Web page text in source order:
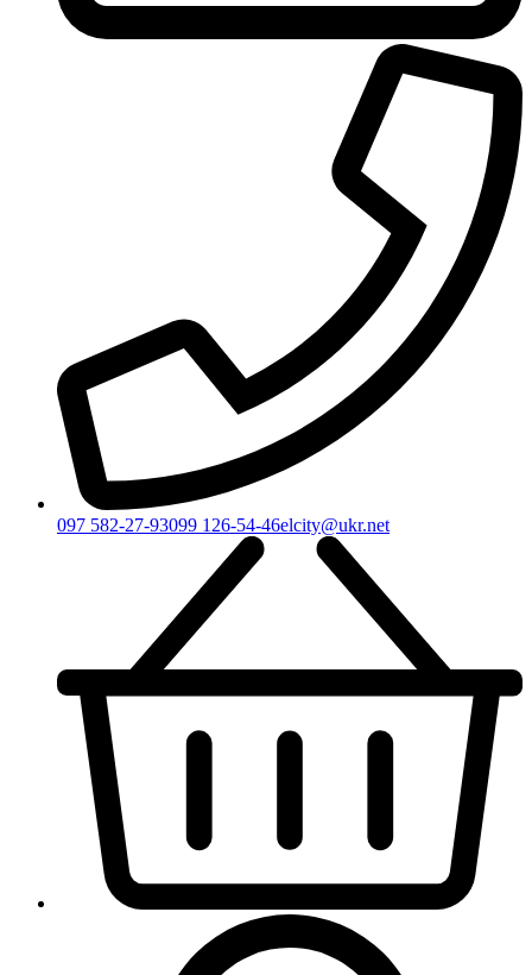
097 582-27-93099 126-54-46elcity@ukr.net